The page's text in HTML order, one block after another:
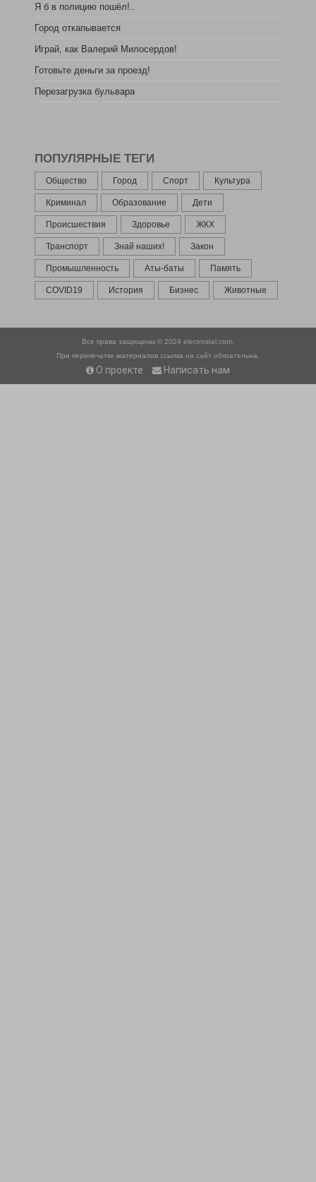
Я б в полицию пошёл!..
Город откапывается
Играй, как Валерий Милосердов!
Готовьте деньги за проезд!
Перезагрузка бульвара
ПОПУЛЯРНЫЕ ТЕГИ
Общество Город Спорт Культура
Криминал Образование Дети
Происшествия Здоровье ЖКХ
Транспорт Знай наших! Закон
Промышленность Аты-баты Память
COVID19 История Бизнес Животные
Все права защищены © 2024 electrostal.com.
При перепечатке материалов ссылка на сайт обязательна.
О проекте Написать нам